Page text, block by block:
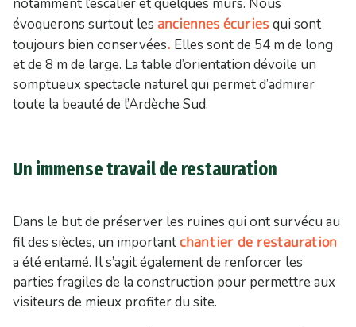
notamment l’escalier et quelques murs. Nous
évoquerons surtout les anciennes écuries qui sont
toujours bien conservées. Elles sont de 54 m de long
et de 8 m de large. La table d’orientation dévoile un
somptueux spectacle naturel qui permet d’admirer
toute la beauté de l’Ardèche Sud.
Un immense travail de restauration
Dans le but de préserver les ruines qui ont survécu au
fil des siècles, un importantchantier de restauration
a été entamé. Il s’agit également de renforcer les
parties fragiles de la construction pour permettre aux
visiteurs de mieux profiter du site.